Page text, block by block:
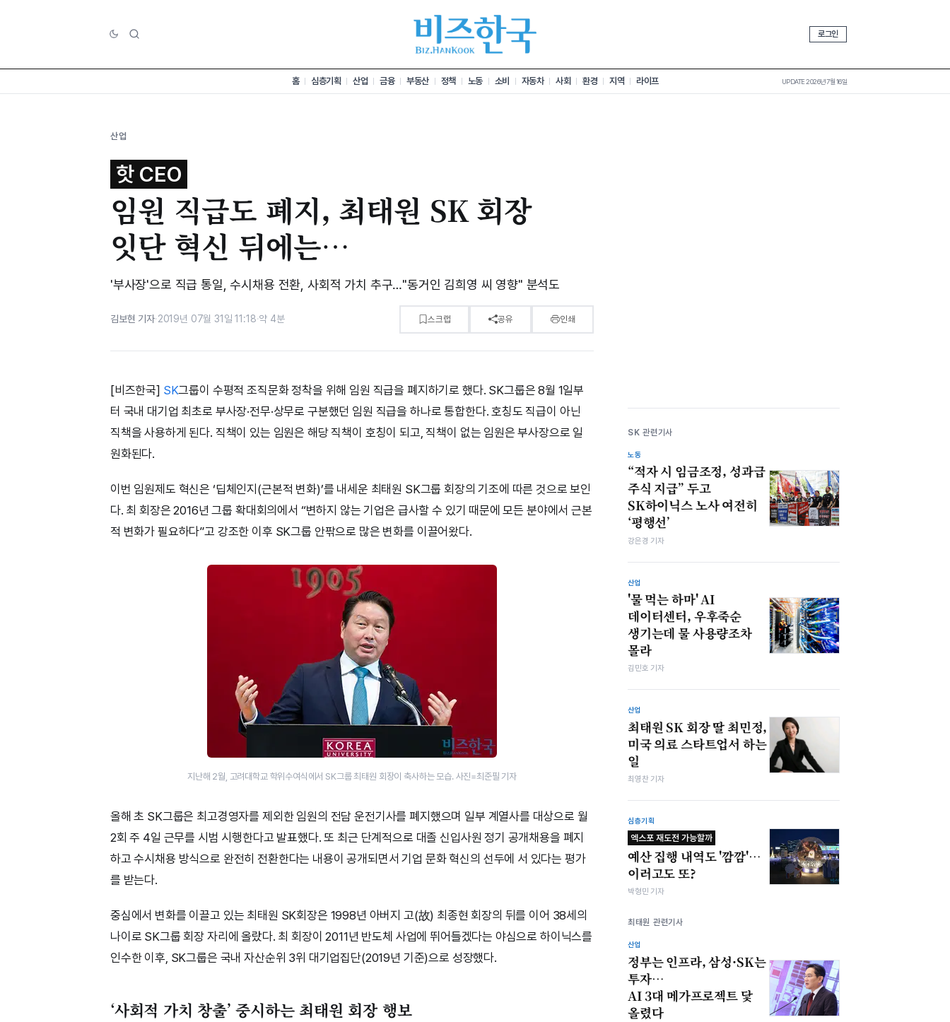
로그인
홈 심층기획 산업 금융 부동산 정책 노동 소비 자동차 사회 환경 지역 라이프 UPDATE 2026년 7월 16일
산업
핫 CEO
임원 직급도 폐지, 최태원 SK 회장
잇단 혁신 뒤에는…
'부사장'으로 직급 통일, 수시채용 전환, 사회적 가치 추구…"동거인 김희영 씨 영향" 분석도
김보현 기자·2019년 07월 31일 11:18·약 4분 스크랩 공유 인쇄
[비즈한국] SK그룹이 수평적 조직문화 정착을 위해 임원 직급을 폐지하기로 했다. SK그룹은 8월 1일부
터 국내 대기업 최초로 부사장·전무·상무로 구분했던 임원 직급을 하나로 통합한다. 호칭도 직급이 아닌
직책을 사용하게 된다. 직책이 있는 임원은 해당 직책이 호칭이 되고, 직책이 없는 임원은 부사장으로 일
원화된다.
이번 임원제도 혁신은 ‘딥체인지(근본적 변화)’를 내세운 최태원 SK그룹 회장의 기조에 따른 것으로 보인
다. 최 회장은 2016년 그룹 확대회의에서 “변하지 않는 기업은 급사할 수 있기 때문에 모든 분야에서 근본
적 변화가 필요하다”고 강조한 이후 SK그룹 안팎으로 많은 변화를 이끌어왔다.
지난해 2월, 고려대학교 학위수여식에서 SK그룹 최태원 회장이 축사하는 모습. 사진=최준필 기자
올해 초 SK그룹은 최고경영자를 제외한 임원의 전담 운전기사를 폐지했으며 일부 계열사를 대상으로 월
2회 주 4일 근무를 시범 시행한다고 발표했다. 또 최근 단계적으로 대졸 신입사원 정기 공개채용을 폐지
하고 수시채용 방식으로 완전히 전환한다는 내용이 공개되면서 기업 문화 혁신의 선두에 서 있다는 평가
를 받는다.
중심에서 변화를 이끌고 있는 최태원 SK회장은 1998년 아버지 고(故) 최종현 회장의 뒤를 이어 38세의
나이로 SK그룹 회장 자리에 올랐다. 최 회장이 2011년 반도체 사업에 뛰어들겠다는 야심으로 하이닉스를
인수한 이후, SK그룹은 국내 자산순위 3위 대기업집단(2019년 기준)으로 성장했다.
‘사회적 가치 창출’ 중시하는 최태원 회장 행보
SK 관련기사
노동
“적자 시 임금조정, 성과급
주식 지급” 두고
SK하이닉스 노사 여전히
‘평행선’
강은경 기자
산업
'물 먹는 하마' AI
데이터센터, 우후죽순
생기는데 물 사용량조차
몰라
김민호 기자
산업
최태원 SK 회장 딸 최민정,
미국 의료 스타트업서 하는
일
최영찬 기자
심층기획
엑스포 재도전 가능할까
예산 집행 내역도 '깜깜'…
이러고도 또?
박형민 기자
최태원 관련기사
산업
정부는 인프라, 삼성·SK는
투자…
AI 3대 메가프로젝트 닻
올렸다